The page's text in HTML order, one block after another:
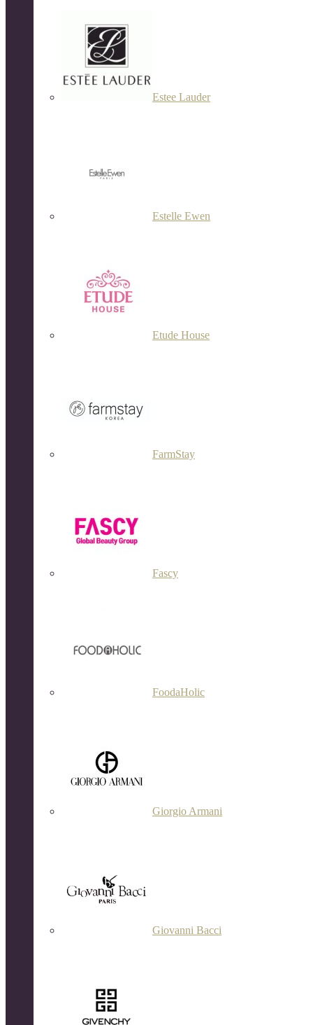
Estee Lauder
Estelle Ewen
Etude House
FarmStay
Fascy
FoodaHolic
Giorgio Armani
Giovanni Bacci